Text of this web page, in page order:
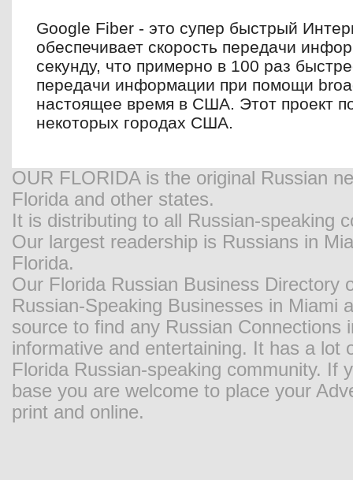
Google Fiber - это супер быстрый
обеспечивает скорость передачи
секунду, что примерно в 100 раз
передачи информации при помощи
настоящее время в США. Этот проект
некоторых городах США.
OUR FLORIDA is the original Russian
Florida and other states.
It is distributing to all Russian-speaking
Our largest readership is Russians in
Florida.
Our Florida Russian Business Directory
Russian-Speaking Businesses in Miami
source to find any Russian
informative and entertaining. It has a
Florida Russian-speaking community. If
base you are welcome to place your
print and online.